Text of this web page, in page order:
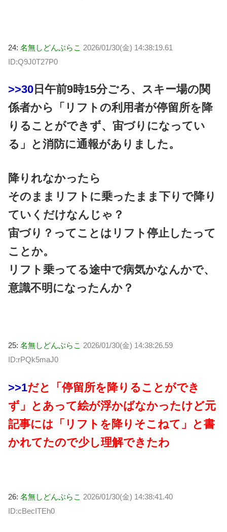
24: 名無しどんぶらこ 2026/01/30(金) 14:38:19.61
ID:Q9J0T27P0
>>30 日午前9時15分ごろ、スキー場の関
係者から「リフトの利用者が停留所を降
りることができず、宙づりになってい
る」と消防に通報がありました。
降りれなかったら
そのままリフトに乗ったまま下りで降り
ていくだけなんじゃ？
宙づり？ってことはリフト停止したって
ことか。
リフト乗ってる途中で病気かなんかで、
意識不明になったんか？
25: 名無しどんぶらこ 2026/01/30(金) 14:38:26.59
ID:rPQk5maJ0
>>1だと「停留所を降りることができ
ず」とあって絵が浮かばなかったけど元
記事には「リフトを降りそこねて」と書
かれてたので少し理解できたわ
26: 名無しどんぶらこ 2026/01/30(金) 14:38:41.40
ID:cBecITEh0